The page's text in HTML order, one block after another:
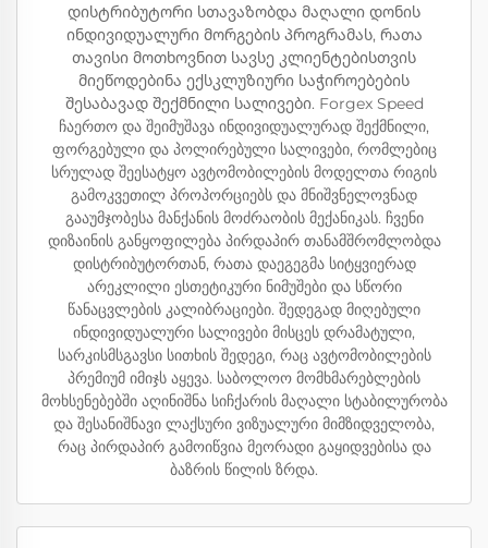
დისტრიბუტორი სთავაზობდა მაღალი დონის
ინდივიდუალური მორგების პროგრამას, რათა
თავისი მოთხოვნით სავსე კლიენტებისთვის
მიეწოდებინა ექსკლუზიური საჭიროებების
შესაბავად შექმნილი სალივები. Forgex Speed
ჩაერთო და შეიმუშავა ინდივიდუალურად შექმნილი,
ფორგებული და პოლირებული სალივები, რომლებიც
სრულად შეესატყო ავტომობილების მოდელთა რიგის
გამოკვეთილ პროპორციებს და მნიშვნელოვნად
გააუმჯობესა მანქანის მოძრაობის მექანიკას. ჩვენი
დიზაინის განყოფილება პირდაპირ თანამშრომლობდა
დისტრიბუტორთან, რათა დაეგეგმა სიტყვიერად
არეკლილი ესთეტიკური ნიმუშები და სწორი
წანაცვლების კალიბრაციები. შედეგად მიღებული
ინდივიდუალური სალივები მისცეს დრამატული,
სარკისმსგავსი სითხის შედეგი, რაც ავტომობილების
პრემიუმ იმიჯს აყევა. საბოლოო მომხმარებლების
მოხსენებებში აღინიშნა სიჩქარის მაღალი სტაბილურობა
და შესანიშნავი ლაქსური ვიზუალური მიმზიდველობა,
რაც პირდაპირ გამოიწვია მეორადი გაყიდვებისა და
ბაზრის წილის ზრდა.